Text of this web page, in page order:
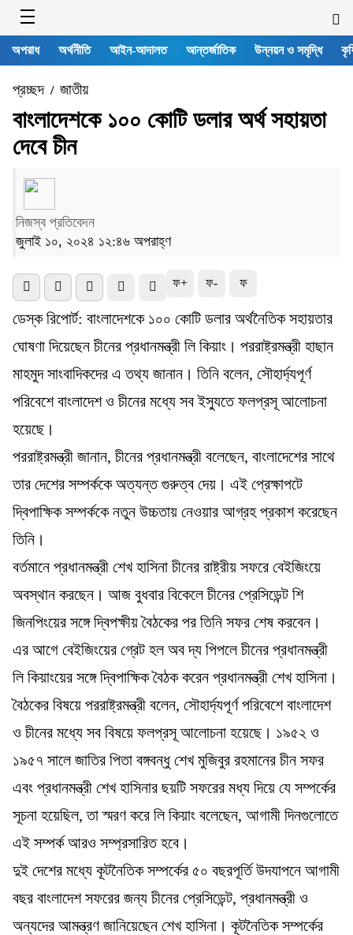
অপরাধ অর্থনীতি আইন-আদালত আন্তর্জাতিক উন্নয়ন ও সমৃদ্ধি
প্রচ্ছদ/ জাতীয়
বাংলাদেশকে ১০০ কোটি ডলার অর্থ সহায়তা
দেবে চীন
নিজস্ব প্রতিবেদন
জুলাই ১০, ২০২৪ ১২:৪৬ অপরাহ্ণ
ফ+ ফ- ফ
ডেস্ক রিপোর্ট: বাংলাদেশকে ১০০ কোটি ডলার অর্থনৈতিক সহায়তার
ঘোষণা দিয়েছেন চীনের প্রধানমন্ত্রী লি কিয়াং। পররাষ্ট্রমন্ত্রী হাছান
মাহমুদ সাংবাদিকদের এ তথ্য জানান। তিনি বলেন, সৌহার্দ্যপূর্ণ
পরিবেশে বাংলাদেশ ও চীনের মধ্যে সব ইস্যুতে ফলপ্রসূ আলোচনা
হয়েছে।
পররাষ্ট্রমন্ত্রী জানান, চীনের প্রধানমন্ত্রী বলেছেন, বাংলাদেশের সাথে
তার দেশের সম্পর্ককে অত্যন্ত গুরুত্ব দেয়। এই প্রেক্ষাপটে
দ্বিপাক্ষিক সম্পর্ককে নতুন উচ্চতায় নেওয়ার আগ্রহ প্রকাশ করেছেন
তিনি।
বর্তমানে প্রধানমন্ত্রী শেখ হাসিনা চীনের রাষ্ট্রীয় সফরে বেইজিংয়ে
অবস্থান করছেন। আজ বুধবার বিকেলে চীনের প্রেসিডেন্ট শি
জিনপিংয়ের সঙ্গে দ্বিপক্ষীয় বৈঠকের পর তিনি সফর শেষ করবেন।
এর আগে বেইজিংয়ের গ্রেট হল অব দ্য পিপলে চীনের প্রধানমন্ত্রী
লি কিয়াংয়ের সঙ্গে দ্বিপাক্ষিক বৈঠক করেন প্রধানমন্ত্রী শেখ হাসিনা।
বৈঠকের বিষয়ে পররাষ্ট্রমন্ত্রী বলেন, সৌহার্দ্যপূর্ণ পরিবেশে বাংলাদেশ
ও চীনের মধ্যে সব বিষয়ে ফলপ্রসূ আলোচনা হয়েছে। ১৯৫২ ও
১৯৫৭ সালে জাতির পিতা বঙ্গবন্ধু শেখ মুজিবুর রহমানের চীন সফর
এবং প্রধানমন্ত্রী শেখ হাসিনার ছয়টি সফরের মধ্য দিয়ে যে সম্পর্কের
সূচনা হয়েছিল, তা স্মরণ করে লি কিয়াং বলেছেন, আগামী দিনগুলোতে
এই সম্পর্ক আরও সম্প্রসারিত হবে।
দুই দেশের মধ্যে কূটনৈতিক সম্পর্কের ৫০ বছরপূর্তি উদযাপনে আগামী
বছর বাংলাদেশ সফরের জন্য চীনের প্রেসিডেন্ট, প্রধানমন্ত্রী ও
অন্যদের আমন্ত্রণ জানিয়েছেন শেখ হাসিনা। কূটনৈতিক সম্পর্কের